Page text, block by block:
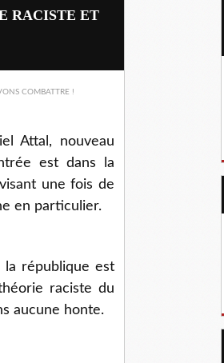
RACISTE ET
Attal, nouveau
est dans la
une fois de
en particulier.
république est
raciste du
aucune honte.